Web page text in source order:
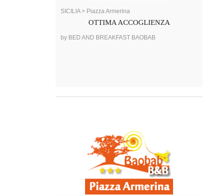
SICILIA > Piazza Armerina
OTTIMA ACCOGLIENZA
by BED AND BREAKFAST BAOBAB